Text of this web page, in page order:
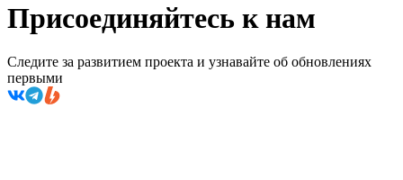
Присоединяйтесь к нам
Следите за развитием проекта и узнавайте об обновлениях
первыми